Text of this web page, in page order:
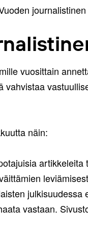
vuosittain
näin:
julkisuudessa
vastaan.